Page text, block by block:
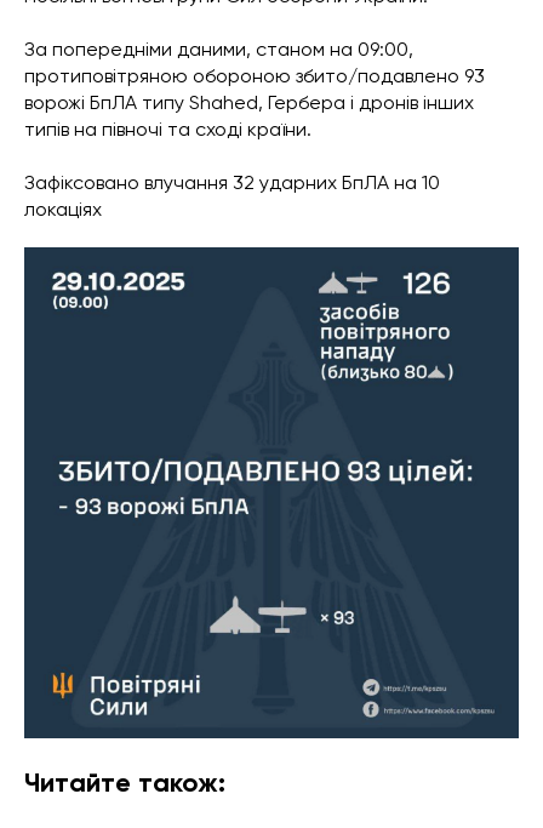
За попередніми даними, станом на 09:00,
протиповітряною обороною збито/подавлено 93
ворожі БпЛА типу Shahed, Гербера і дронів інших
типів на півночі та сході країни.
Зафіксовано влучання 32 ударних БпЛА на 10
локаціях
Читайте також: